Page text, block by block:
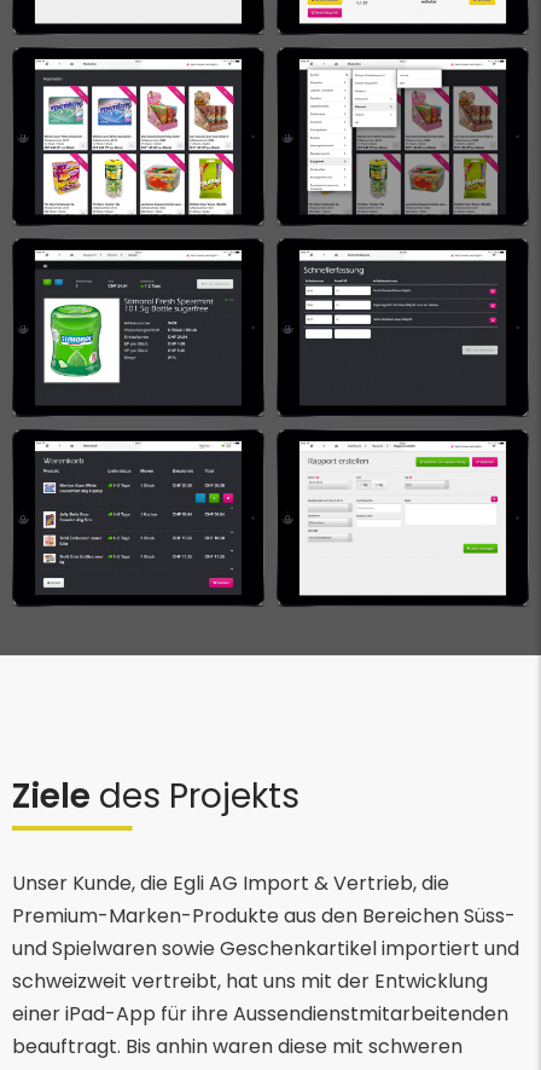
Ziele des Projekts
Unser Kunde, die Egli AG Import & Vertrieb, die
Premium-Marken-Produkte aus den Bereichen Süss-
und Spielwaren sowie Geschenkartikel importiert und
schweizweit vertreibt, hat uns mit der Entwicklung
einer iPad-App für ihre Aussendienstmitarbeitenden
beauftragt. Bis anhin waren diese mit schweren